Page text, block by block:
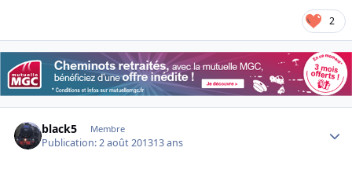
2
black5 Membre
Publication:2 août 201313 ans